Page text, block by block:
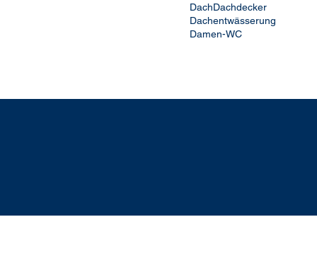
DachDachdecker
Dachentwässerung
Damen-WC